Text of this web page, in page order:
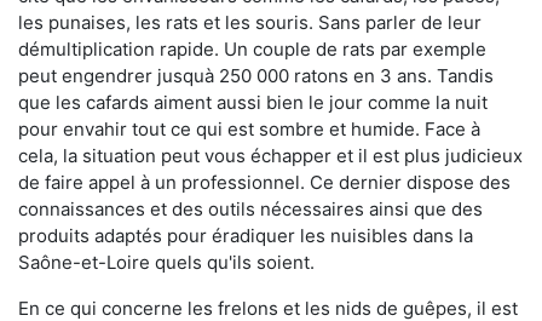
les punaises, les rats et les souris. Sans parler de leur
démultiplication rapide. Un couple de rats par exemple
peut engendrer jusquà 250 000 ratons en 3 ans. Tandis
que les cafards aiment aussi bien le jour comme la nuit
pour envahir tout ce qui est sombre et humide. Face à
cela, la situation peut vous échapper et il est plus judicieux
de faire appel à un professionnel. Ce dernier dispose des
connaissances et des outils nécessaires ainsi que des
produits adaptés pour éradiquer les nuisibles dans la
Saône-et-Loire quels qu'ils soient.
En ce qui concerne les frelons et les nids de guêpes, il est